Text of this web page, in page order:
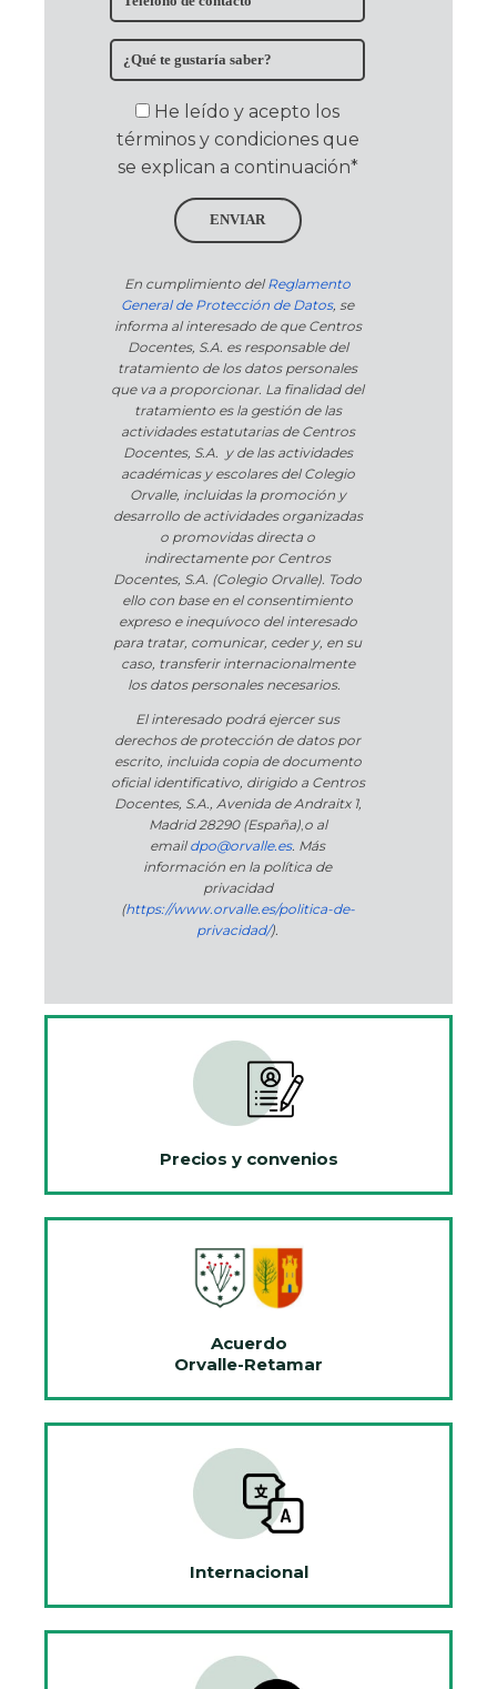
He leído y acepto los
términos y condiciones que
se explican a continuación*
ENVIAR
En cumplimiento delReglamento
General de Protección de Datos, se
informa al interesado de que Centros
Docentes, S.A. es responsable del
tratamiento de los datos personales
que va a proporcionar. La finalidad del
tratamiento es la gestión de las
actividades estatutarias de Centros
Docentes, S.A. y de las actividades
académicas y escolares del Colegio
Orvalle, incluidas la promoción y
desarrollo de actividades organizadas
o promovidas directa o
indirectamente por Centros
Docentes, S.A. (Colegio Orvalle). Todo
ello con base en el consentimiento
expreso e inequívoco del interesado
para tratar, comunicar, ceder y, en su
caso, transferir internacionalmente
los datos personales necesarios.
El interesado podrá ejercer sus
derechos de protección de datos por
escrito, incluida copia de documento
oficial identificativo, dirigido a Centros
Docentes, S.A., Avenida de Andraitx 1,
Madrid 28290 (España),o al
emaildpo@orvalle.es. Más
información en la política de
privacidad
(https://www.orvalle.es/politica-de-
privacidad/).
Precios y convenios
Acuerdo
Orvalle-Retamar
Internacional